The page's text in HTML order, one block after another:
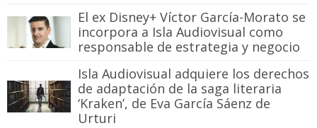
El ex Disney+ Víctor García-Morato se
incorpora a Isla Audiovisual como
responsable de estrategia y negocio
Isla Audiovisual adquiere los derechos
de adaptación de la saga literaria
‘Kraken’, de Eva García Sáenz de
Urturi